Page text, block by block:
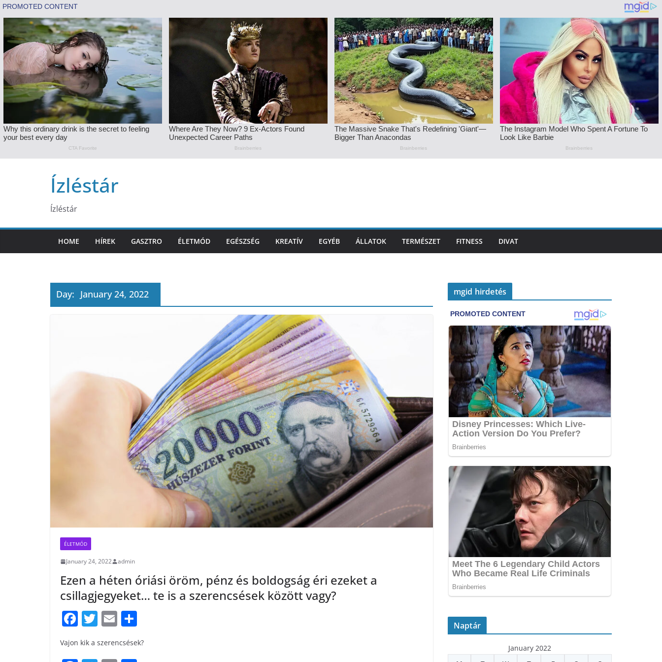
Ízléstár
Ízléstár
HOME HÍREK GASZTRO ÉLETMÓD EGÉSZSÉG KREATÍV EGYÉB ÁLLATOK TERMÉSZET FITNESS DIVAT
Day: January 24, 2022
ÉLETMÓD
January 24, 2022 admin
Ezen a héten óriási öröm, pénz és boldogság éri ezeket a
csillagjegyeket… te is a szerencsések között vagy?
F
a
c
T
itt
E
m
ai
h
ar
Vajon kik a szerencsések?
mgid hirdetés
Naptár
January 2022